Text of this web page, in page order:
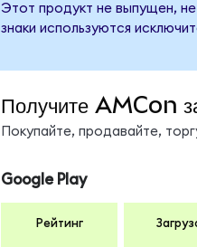
Этот продукт не выпущен,
знаки используются
Получите AMCon
Покупайте, продавайте,
Google Play
Рейтинг